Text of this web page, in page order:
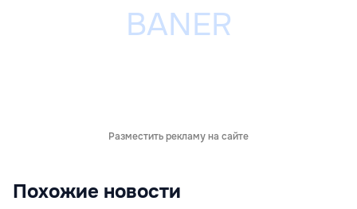
Разместить рекламу на сайте
Похожие новости